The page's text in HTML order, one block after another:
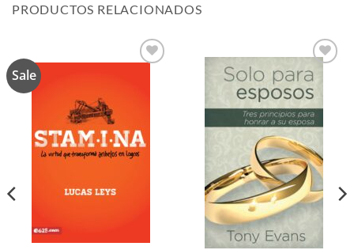
PRODUCTOS RELACIONADOS
Sale
Añadir
a la
lista de
deseos